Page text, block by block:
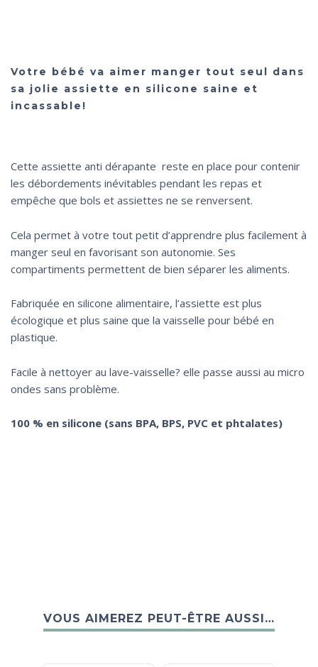
Votre bébé va aimer manger tout seul dans
sa jolie assiette en silicone saine et
incassable!
Cette assiette anti dérapante reste en place pour contenir
les débordements inévitables pendant les repas et
empêche que bols et assiettes ne se renversent.
Cela permet à votre tout petit d’apprendre plus facilement à
manger seul en favorisant son autonomie. Ses
compartiments permettent de bien séparer les aliments.
Fabriquée en silicone alimentaire, l’assiette est plus
écologique et plus saine que la vaisselle pour bébé en
plastique.
Facile à nettoyer au lave-vaisselle? elle passe aussi au micro
ondes sans problème.
100 % en silicone (sans BPA, BPS, PVC et phtalates)
VOUS AIMEREZ PEUT-ÊTRE AUSSI…